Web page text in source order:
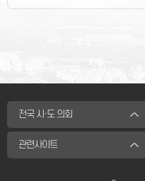
전국 시·도 의회
관련사이트